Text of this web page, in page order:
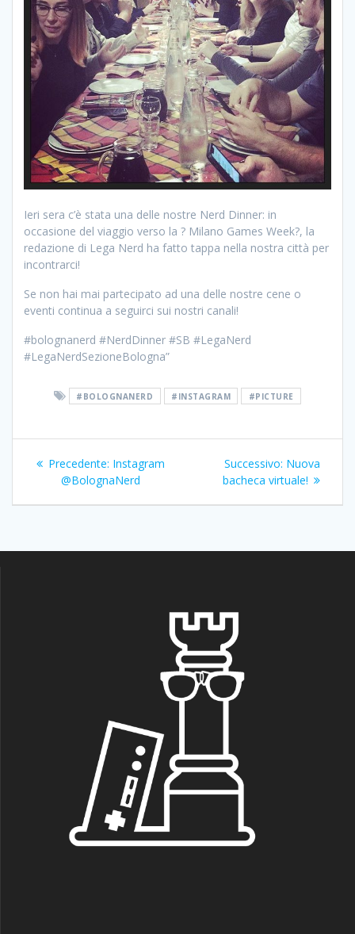
Ieri sera c’è stata una delle nostre Nerd Dinner: in
occasione del viaggio verso la ? Milano Games Week?, la
redazione di Lega Nerd ha fatto tappa nella nostra città per
incontrarci!
Se non hai mai partecipato ad una delle nostre cene o
eventi continua a seguirci sui nostri canali!
#bolognanerd #NerdDinner #SB #LegaNerd
#LegaNerdSezioneBologna”
#BOLOGNANERD #INSTAGRAM #PICTURE
Navigazione
articoli
Precedente: Articolo
precedente:
Instagram
@BolognaNerd
Successivo: Articolo
successivo:
Nuova
bacheca virtuale!